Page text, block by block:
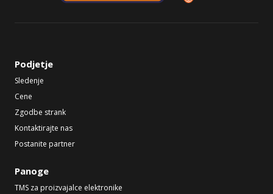
Podjetje
Sledenje
Cene
Zgodbe strank
Kontaktirajte nas
Postanite partner
Panoge
TMS za proizvajalce elektronike